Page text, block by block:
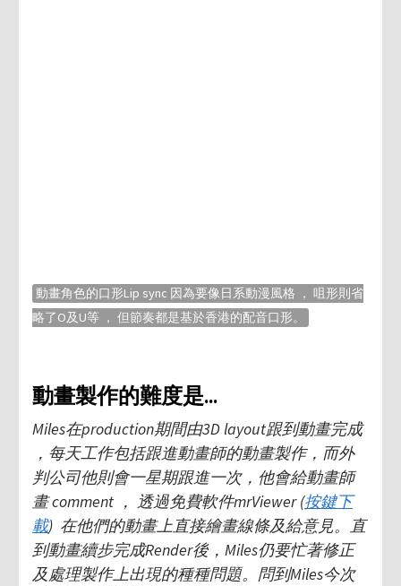
動畫角色的口形Lip sync 因為要像日系動漫風格 ， 咀形則省
略了O及U等 ， 但節奏都是基於香港的配音口形。
動畫製作的難度是…
Miles在production期間由3D layout跟到動畫完成
，每天工作包括跟進動畫師的動畫製作，而外
判公司他則會一星期跟進一次，他會給動畫師
畫 comment ， 透過免費軟件mrViewer (按鍵下
載) 在他們的動畫上直接繪畫線條及給意見。直
到動畫續步完成Render後，Miles仍要忙著修正
及處理製作上出現的種種問題。問到Miles今次